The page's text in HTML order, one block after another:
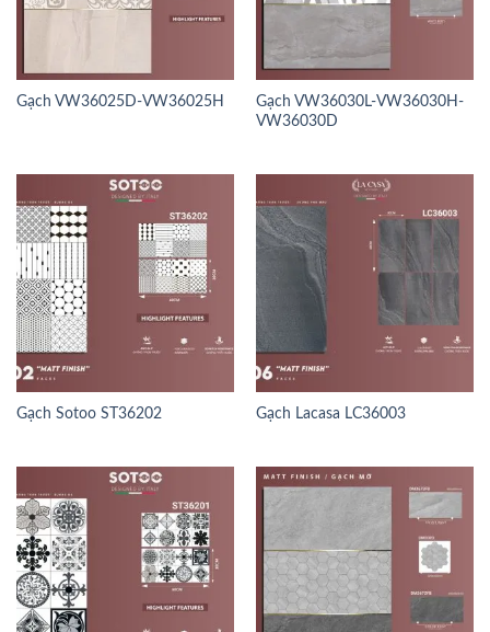
Gạch VW36025D-VW36025H
Gạch VW36030L-VW36030H-
VW36030D
Gạch Sotoo ST36202 Gạch Lacasa LC36003